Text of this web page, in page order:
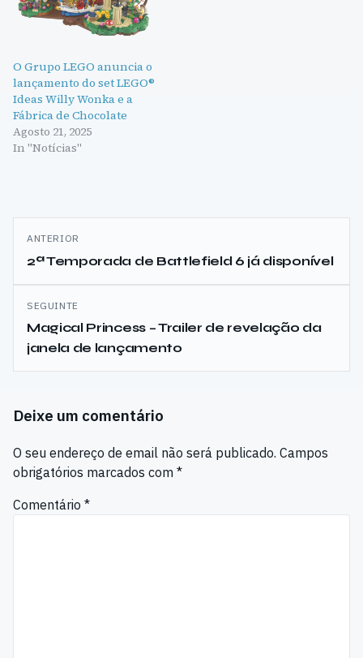
O Grupo LEGO anuncia o
lançamento do set LEGO®
Ideas Willy Wonka e a
Fábrica de Chocolate
Agosto 21, 2025
In "Notícias"
Navegação
de
artigos
ANTERIOR
2ª Temporada de Battlefield 6 já disponível
SEGUINTE
Magical Princess – Trailer de revelação da
janela de lançamento
Deixe um comentário
O seu endereço de email não será publicado. Campos
obrigatórios marcados com *
Comentário *